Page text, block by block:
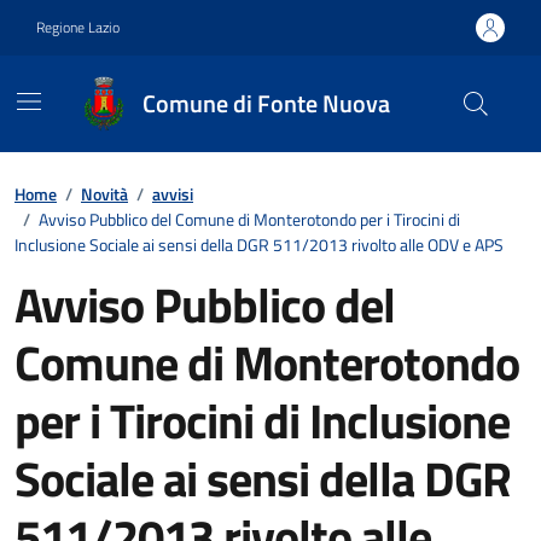
Regione Lazio
Comune di Fonte Nuova
Contenuti in evidenza
Home / Novità / avvisi
/ Avviso Pubblico del Comune di Monterotondo per i Tirocini di
Inclusione Sociale ai sensi della DGR 511/2013 rivolto alle ODV e APS
Avviso Pubblico del
Comune di Monterotondo
per i Tirocini di Inclusione
Sociale ai sensi della DGR